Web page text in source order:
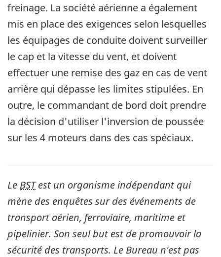
freinage. La société aérienne a également
mis en place des exigences selon lesquelles
les équipages de conduite doivent surveiller
le cap et la vitesse du vent, et doivent
effectuer une remise des gaz en cas de vent
arrière qui dépasse les limites stipulées. En
outre, le commandant de bord doit prendre
la décision d'utiliser l'inversion de poussée
sur les 4 moteurs dans des cas spéciaux.
Le BSTest un organisme indépendant qui
mène des enquêtes sur des événements de
transport aérien, ferroviaire, maritime et
pipelinier. Son seul but est de promouvoir la
sécurité des transports. Le Bureau n'est pas